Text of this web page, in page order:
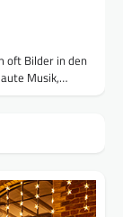
oft Bilder in den
Musik,…